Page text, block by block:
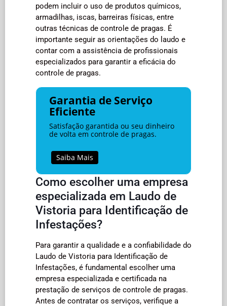
podem incluir o uso de produtos químicos,
armadilhas, iscas, barreiras físicas, entre
outras técnicas de controle de pragas. É
importante seguir as orientações do laudo e
contar com a assistência de profissionais
especializados para garantir a eficácia do
controle de pragas.
Garantia de Serviço
Eficiente
Satisfação garantida ou seu dinheiro
de volta em controle de pragas.
Saiba Mais
Como escolher uma empresa
especializada em Laudo de
Vistoria para Identificação de
Infestações?
Para garantir a qualidade e a confiabilidade do
Laudo de Vistoria para Identificação de
Infestações, é fundamental escolher uma
empresa especializada e certificada na
prestação de serviços de controle de pragas.
Antes de contratar os serviços, verifique a